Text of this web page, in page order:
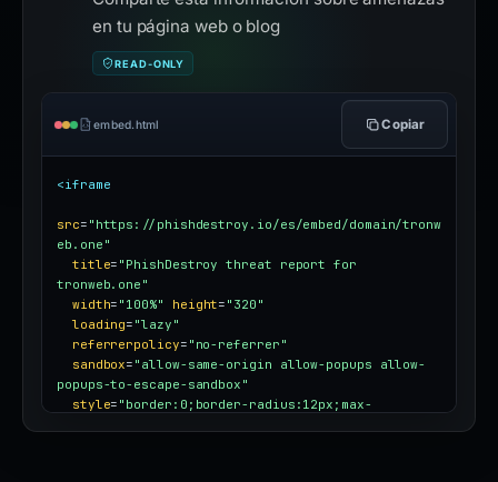
en tu página web o blog
READ-ONLY
embed.html Copiar
<iframe
src= "https://phishdestroy.io/es/embed/domain/tronw
eb.one"
title= "PhishDestroy threat report for
tronweb.one"
width= "100%" height= "320"
loading= "lazy"
referrerpolicy= "no-referrer"
sandbox= "allow-same-origin allow-popups allow-
popups-to-escape-sandbox"
style= "border:0;border-radius:12px;max-